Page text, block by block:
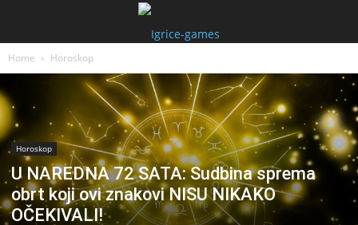
Home Horoskop
Horoskop
U NAREDNA 72 SATA: Sudbina sprema
obrt koji ovi znakovi NISU NIKAKO
OČEKIVALI!